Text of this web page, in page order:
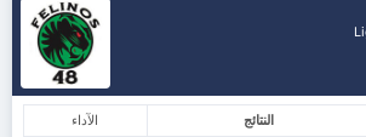
الآداء النتائج